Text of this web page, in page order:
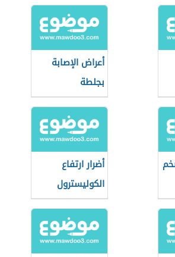
أعراض الإصابة
بجلطة
أضرار ارتفاع
الكوليسترول